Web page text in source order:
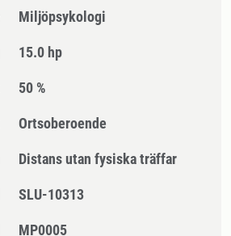
Miljöpsykologi
15.0 hp
50 %
Ortsoberoende
Distans utan fysiska träffar
SLU-10313
MP0005